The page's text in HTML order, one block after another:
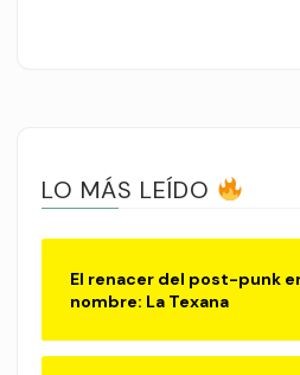
LO MÁS LEÍDO
El renacer del post-punk
nombre: La Texana